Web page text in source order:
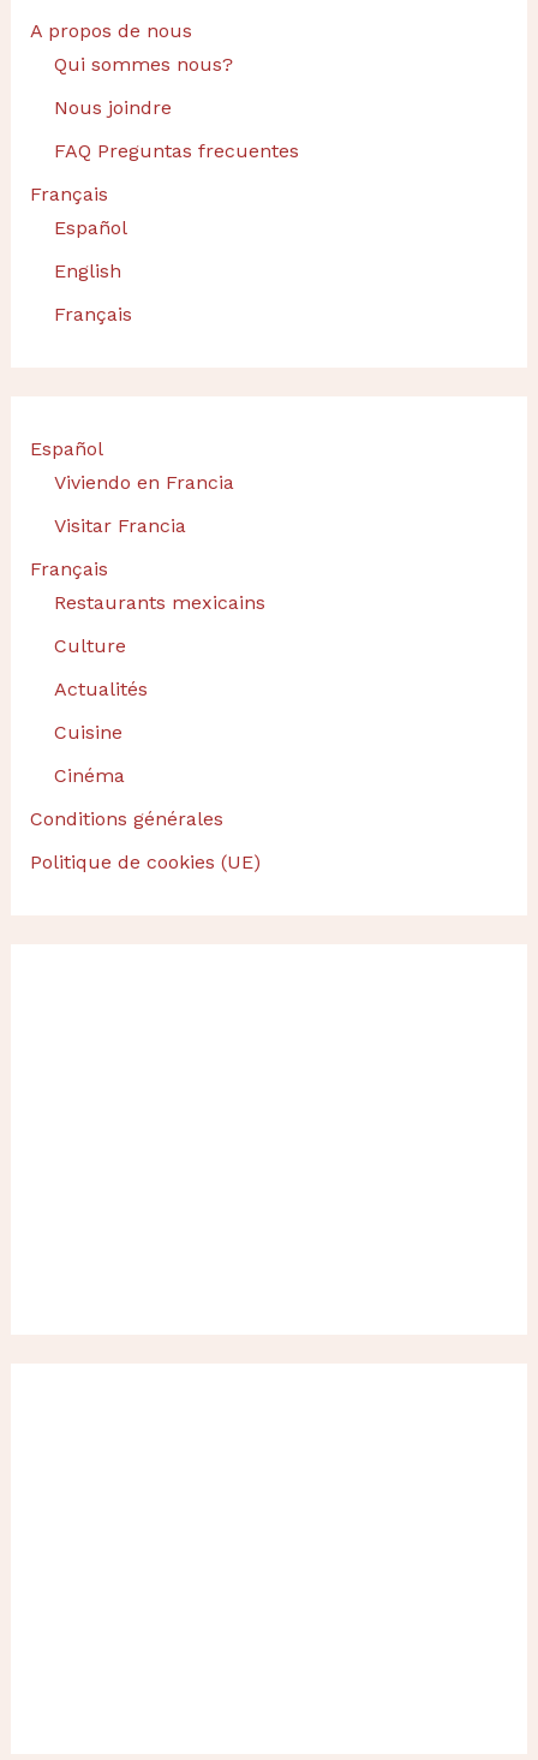
A propos de nous
Qui sommes nous?
Nous joindre
FAQ Preguntas frecuentes
Français
Español
English
Français
Español
Viviendo en Francia
Visitar Francia
Français
Restaurants mexicains
Culture
Actualités
Cuisine
Cinéma
Conditions générales
Politique de cookies (UE)